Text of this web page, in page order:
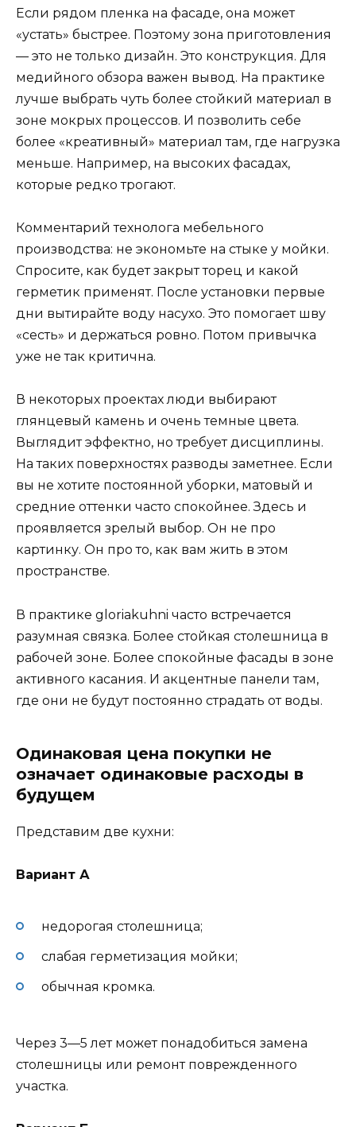
Если рядом пленка на фасаде, она может
«устать» быстрее. Поэтому зона приготовления
— это не только дизайн. Это конструкция. Для
медийного обзора важен вывод. На практике
лучше выбрать чуть более стойкий материал в
зоне мокрых процессов. И позволить себе
более «креативный» материал там, где нагрузка
меньше. Например, на высоких фасадах,
которые редко трогают.
Комментарий технолога мебельного
производства: не экономьте на стыке у мойки.
Спросите, как будет закрыт торец и какой
герметик применят. После установки первые
дни вытирайте воду насухо. Это помогает шву
«сесть» и держаться ровно. Потом привычка
уже не так критична.
В некоторых проектах люди выбирают
глянцевый камень и очень темные цвета.
Выглядит эффектно, но требует дисциплины.
На таких поверхностях разводы заметнее. Если
вы не хотите постоянной уборки, матовый и
средние оттенки часто спокойнее. Здесь и
проявляется зрелый выбор. Он не про
картинку. Он про то, как вам жить в этом
пространстве.
В практике gloriakuhni часто встречается
разумная связка. Более стойкая столешница в
рабочей зоне. Более спокойные фасады в зоне
активного касания. И акцентные панели там,
где они не будут постоянно страдать от воды.
Одинаковая цена покупки не
означает одинаковые расходы в
будущем
Представим две кухни:
Вариант А
недорогая столешница;
слабая герметизация мойки;
обычная кромка.
Через 3—5 лет может понадобиться замена
столешницы или ремонт поврежденного
участка.